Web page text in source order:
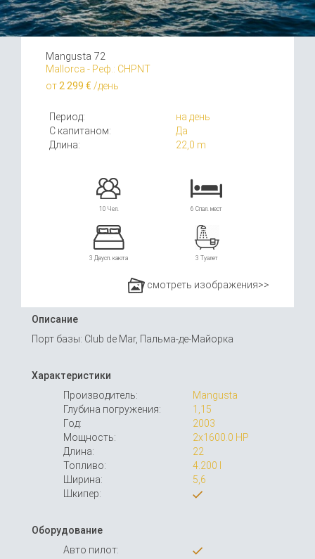
Mangusta 72
Mallorca - Реф.: CHPNT
от 2 299 € /день
Период:
на день
С капитаном:
Да
Длина:
22,0 m
10 Чел. 6 Спал. мест
3 Двусп. каюта 3 Туалет
смотреть изображения>>
Описание
Порт базы: Club de Mar, Пальма-де-Майорка
Характеристики
Производитель:
Mangusta
Глубина погружения:
1,15
Год:
2003
Мощность:
2x1600.0 HP
Длина:
22
Топливо:
4.200 l
Ширина:
5,6
Шкипер:
Оборудование
Авто пилот: